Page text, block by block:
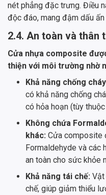
nét phẳng đặc trưng. Điều
độc đáo, mang đậm dấu ấn
2.4. An toàn và thân
Cửa nhựa composite
thiện với môi trường nhờ
Khả năng chống
có khả năng chống
có hỏa hoạn (tùy
Không chứa
khác: Cửa composite
Formaldehyde và các
an toàn cho sức khỏe
Khả năng tái chế:
chế, giúp giảm thiểu